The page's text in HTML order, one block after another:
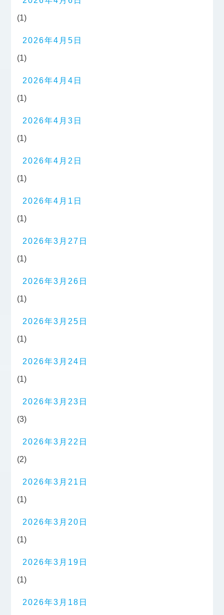
(1)
2026年4月5日
(1)
2026年4月4日
(1)
2026年4月3日
(1)
2026年4月2日
(1)
2026年4月1日
(1)
2026年3月27日
(1)
2026年3月26日
(1)
2026年3月25日
(1)
2026年3月24日
(1)
2026年3月23日
(3)
2026年3月22日
(2)
2026年3月21日
(1)
2026年3月20日
(1)
2026年3月19日
(1)
2026年3月18日